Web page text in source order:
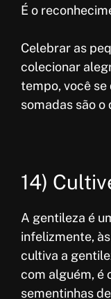
É o
Celebrar as
colecionar
tempo, você se
somadas são o
14)
A gentileza é
infelizmente,
cultiva a
com alguém, é
sementinhas